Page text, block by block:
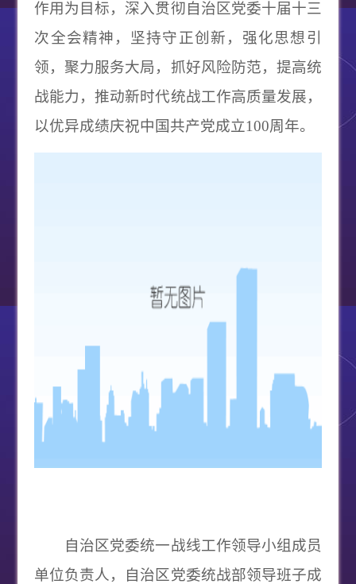
作用为目标，深入贯彻自治区党委十届十三
次全会精神，坚持守正创新，强化思想引
领，聚力服务大局，抓好风险防范，提高统
战能力，推动新时代统战工作高质量发展，
以优异成绩庆祝中国共产党成立100周年。
自治区党委统一战线工作领导小组成员
单位负责人，自治区党委统战部领导班子成